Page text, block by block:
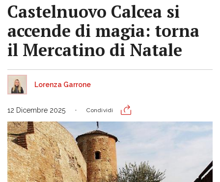
Castelnuovo Calcea si
accende di magia: torna
il Mercatino di Natale
Lorenza Garrone
12 Dicembre 2025 Condividi